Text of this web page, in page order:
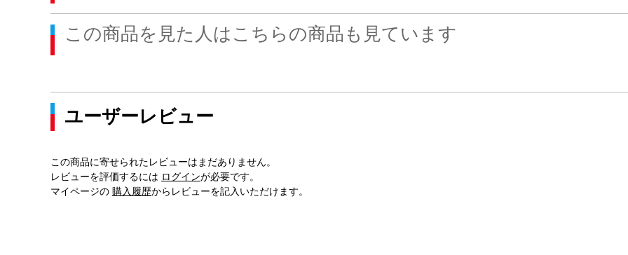
この商品を見た人はこちらの商品も見ています
ユーザーレビュー
この商品に寄せられたレビューはまだありません。
レビューを評価するには ログインが必要です。
マイページの 購入履歴からレビューを記入いただけます。